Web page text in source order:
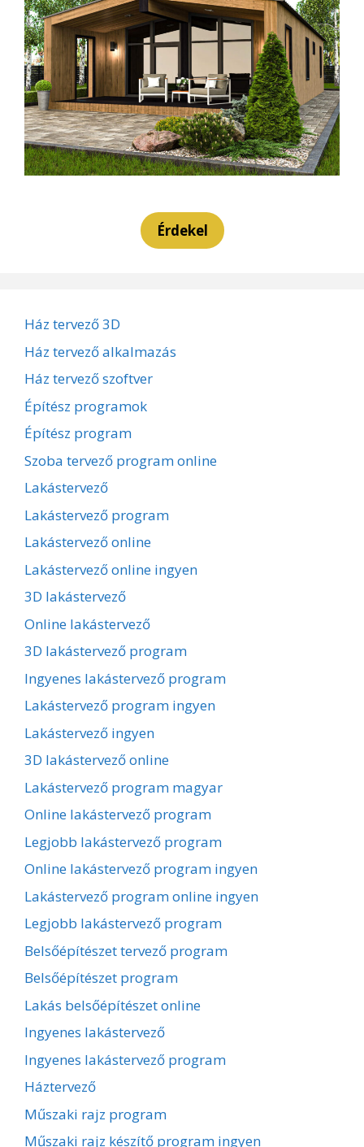
Érdekel
Ház tervező 3D
Ház tervező alkalmazás
Ház tervező szoftver
Építész programok
Építész program
Szoba tervező program online
Lakástervező
Lakástervező program
Lakástervező online
Lakástervező online ingyen
3D lakástervező
Online lakástervező
3D lakástervező program
Ingyenes lakástervező program
Lakástervező program ingyen
Lakástervező ingyen
3D lakástervező online
Lakástervező program magyar
Online lakástervező program
Legjobb lakástervező program
Online lakástervező program ingyen
Lakástervező program online ingyen
Legjobb lakástervező program
Belsőépítészet tervező program
Belsőépítészet program
Lakás belsőépítészet online
Ingyenes lakástervező
Ingyenes lakástervező program
Háztervező
Műszaki rajz program
Műszaki rajz készítő program ingyen